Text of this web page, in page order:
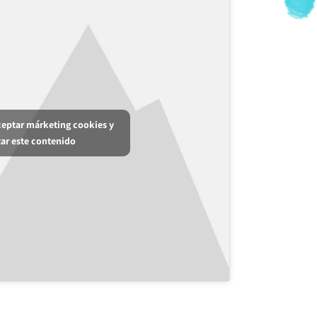
márketing cookies y
este contenido